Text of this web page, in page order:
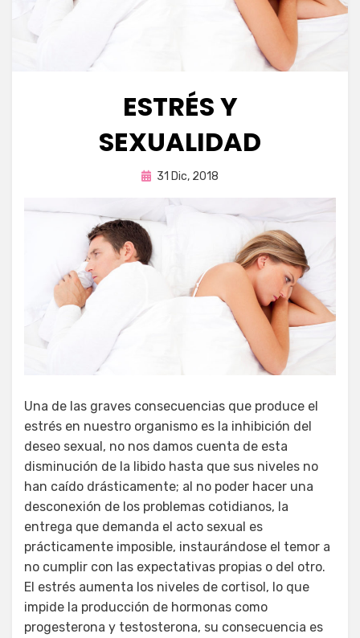
ESTRÉS Y
SEXUALIDAD
porEnrique
Publicada
31 Dic, 2018
Una de las graves consecuencias que produce el
estrés en nuestro organismo es la inhibición del
deseo sexual, no nos damos cuenta de esta
disminución de la libido hasta que sus niveles no
han caído drásticamente; al no poder hacer una
desconexión de los problemas cotidianos, la
entrega que demanda el acto sexual es
prácticamente imposible, instaurándose el temor a
no cumplir con las expectativas propias o del otro.
El estrés aumenta los niveles de cortisol, lo que
impide la producción de hormonas como
progesterona y testosterona, su consecuencia es